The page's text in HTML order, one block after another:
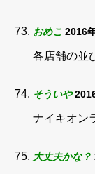
おめこ 2016
各店舗の並
そういや
ナイキオン
大丈夫かな？